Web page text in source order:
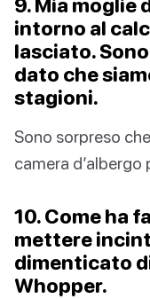
9. Mia moglie
intorno al
lasciato.
dato che
stagioni.
Sono sorpreso
camera d’albergo
10. Come ha
mettere
dimenticato
Whopper.